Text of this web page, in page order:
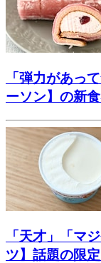
「弾力があっ
ーソン】の新
「天才」「マ
ツ】話題の限